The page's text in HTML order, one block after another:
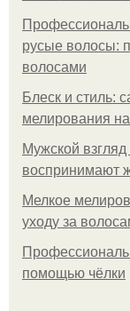
русые волосы:
волосами
Блеск и стиль:
мелирования
Мужской
воспринимают
Мелкое
уходу за
помощью чёлки